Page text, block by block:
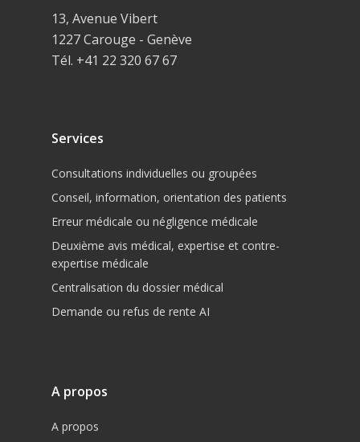
13, Avenue Vibert
1227 Carouge - Genève
Tél. +41 22 320 67 67
Services
Consultations individuelles ou groupées
Conseil, information, orientation des patients
Erreur médicale ou négligence médicale
Deuxième avis médical, expertise et contre-
expertise médicale
Centralisation du dossier médical
Demande ou refus de rente AI
A propos
A propos